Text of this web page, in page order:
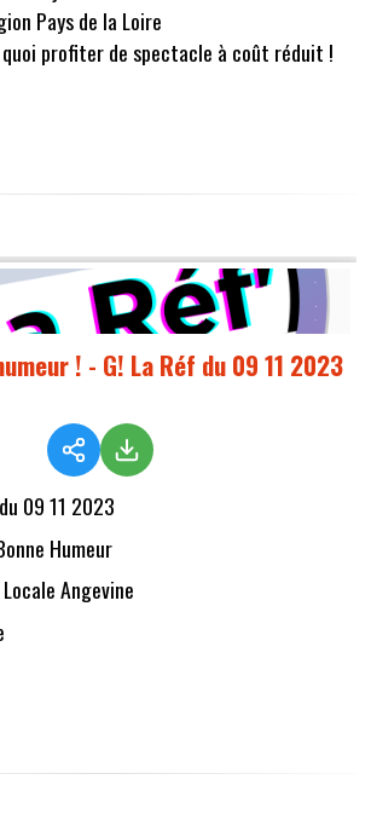
Pays de la Loire
quoi profiter de spectacle à coût réduit !
! - G! La Réf du 09 11 2023
09 11 2023
Humeur
Angevine